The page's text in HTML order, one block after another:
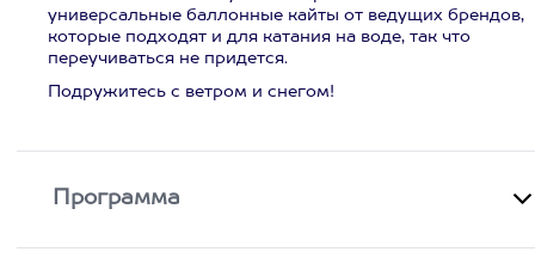
универсальные баллонные кайты от ведущих брендов,
которые подходят и для катания на воде, так что
переучиваться не придется.
Подружитесь с ветром и снегом!
Программа